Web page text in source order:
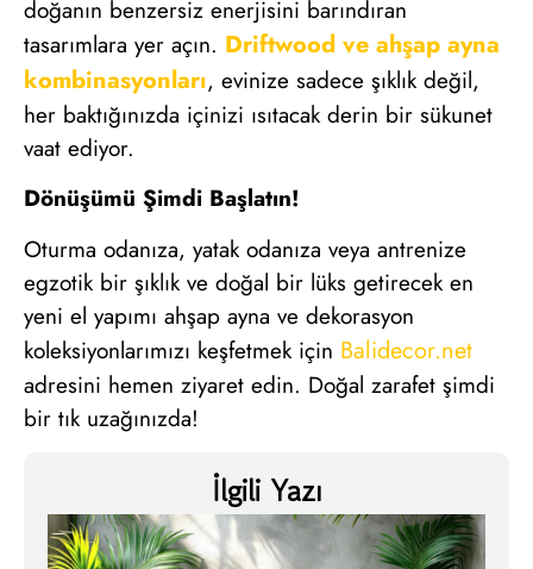
doğanın benzersiz enerjisini barındıran
tasarımlara yer açın. Driftwood ve ahşap ayna
kombinasyonları, evinize sadece şıklık değil,
her baktığınızda içinizi ısıtacak derin bir sükunet
vaat ediyor.
Dönüşümü Şimdi Başlatın!
Oturma odanıza, yatak odanıza veya antrenize
egzotik bir şıklık ve doğal bir lüks getirecek en
yeni el yapımı ahşap ayna ve dekorasyon
koleksiyonlarımızı keşfetmek için Balidecor.net
adresini hemen ziyaret edin. Doğal zarafet şimdi
bir tık uzağınızda!
İlgili Yazı